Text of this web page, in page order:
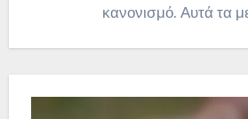
κανονισμό. Αυτά τα